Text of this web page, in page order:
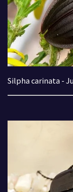
Silpha carinata -